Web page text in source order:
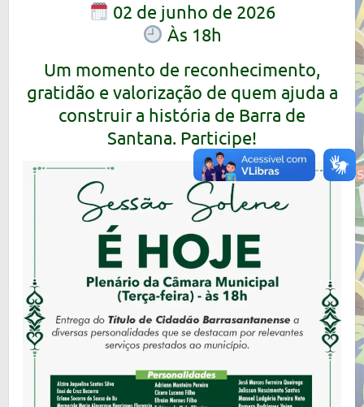
02 de junho de 2026
Às 18h
Um momento de reconhecimento,
gratidão e valorização de quem ajuda a
construir a história de Barra de
Santana. Participe!